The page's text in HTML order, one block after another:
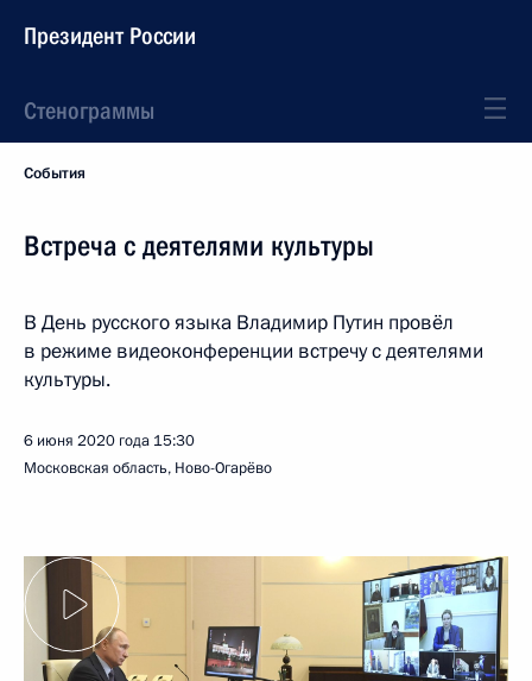
Президент России
Стенограммы
События
Встреча с деятелями культуры
В День русского языка Владимир Путин провёл
в режиме видеоконференции встречу с деятелями
культуры.
6 июня 2020 года 15:30
Московская область, Ново-Огарёво